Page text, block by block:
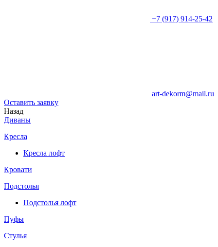
+7 (917) 914-25-42
art-dekorm@mail.ru
Оставить заявку
Назад
Диваны
Кресла
Кресла лофт
Кровати
Подстолья
Подстолья лофт
Пуфы
Стулья